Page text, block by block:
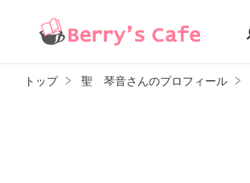
トップ 聖 琴音さんのプロフィール